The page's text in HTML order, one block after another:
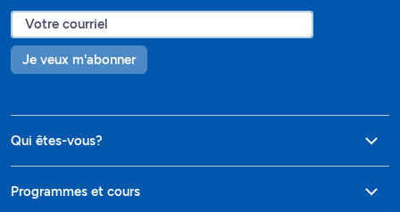
Je veux m'abonner
Qui êtes-vous?
Programmes et cours